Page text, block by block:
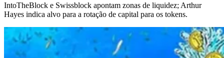
IntoTheBlock e Swissblock apontam zonas de liquidez; Arthur
Hayes indica alvo para a rotação de capital para os tokens.